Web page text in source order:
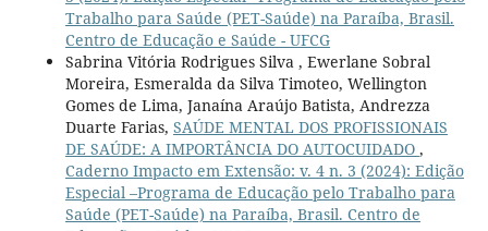
Trabalho para Saúde (PET-Saúde) na Paraíba, Brasil.
Centro de Educação e Saúde - UFCG
Sabrina Vitória Rodrigues Silva , Ewerlane Sobral
Moreira, Esmeralda da Silva Timoteo, Wellington
Gomes de Lima, Janaína Araújo Batista, Andrezza
Duarte Farias, SAÚDE MENTAL DOS PROFISSIONAIS
DE SAÚDE: A IMPORTÂNCIA DO AUTOCUIDADO ,
Caderno Impacto em Extensão: v. 4 n. 3 (2024): Edição
Especial –Programa de Educação pelo Trabalho para
Saúde (PET-Saúde) na Paraíba, Brasil. Centro de